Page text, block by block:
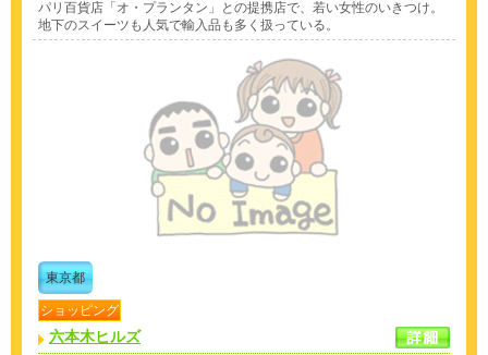
パリ百貨店「オ・プランタン」との提携店で、若い女性のいきつけ。
地下のスイーツも人気で輸入品も多く扱っている。
東京都
ショッピング
六本木ヒルズ